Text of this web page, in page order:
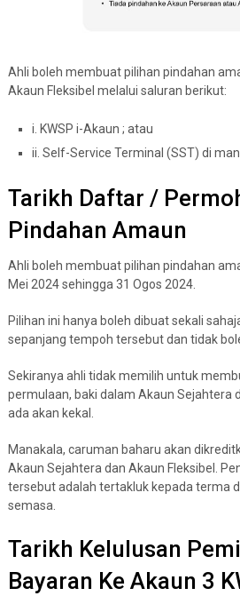
Ahli boleh membuat pilihan pindahan
Akaun Fleksibel melalui saluran berikut:
i. KWSP i-Akaun ; atau
ii. Self-Service Terminal (SST) di
Tarikh Daftar /
Pindahan Amaun
Ahli boleh membuat pilihan pindahan
Mei 2024 sehingga 31 Ogos 2024.
Pilihan ini hanya boleh dibuat sekali
sepanjang tempoh tersebut dan tidak
Sekiranya ahli tidak memilih untuk
permulaan, baki dalam Akaun Sejahtera
ada akan kekal.
Manakala, caruman baharu akan
Akaun Sejahtera dan Akaun Fleksibel.
tersebut adalah tertakluk kepada terma
semasa.
Tarikh Kelulusan
Bayaran Ke Akaun 3